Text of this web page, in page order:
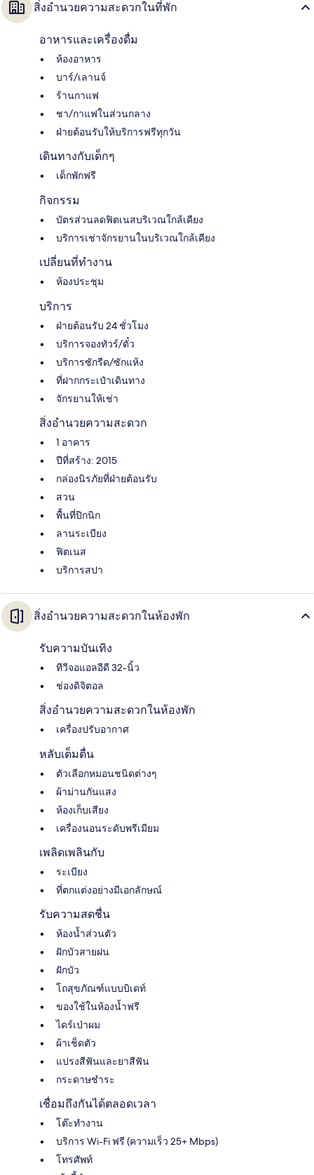
สิ่งอำนวยความสะดวกในที่พัก
อาหารและเครื่องดื่ม
ห้องอาหาร
บาร์/เลานจ์
ร้านกาแฟ
ชา/กาแฟในส่วนกลาง
ฝ่ายต้อนรับให้บริการฟรีทุกวัน
เดินทางกับเด็กๆ
เด็กพักฟรี
กิจกรรม
บัตรส่วนลดฟิตเนสบริเวณใกล้เคียง
บริการเช่าจักรยานในบริเวณใกล้เคียง
เปลี่ยนที่ทำงาน
ห้องประชุม
บริการ
ฝ่ายต้อนรับ 24 ชั่วโมง
บริการจองทัวร์/ตั๋ว
บริการซักรีด/ซักแห้ง
ที่ฝากกระเป๋าเดินทาง
จักรยานให้เช่า
สิ่งอำนวยความสะดวก
1 อาคาร
ปีที่สร้าง: 2015
กล่องนิรภัยที่ฝ่ายต้อนรับ
สวน
พื้นที่ปิกนิก
ลานระเบียง
ฟิตเนส
บริการสปา
สิ่งอำนวยความสะดวกในห้องพัก
รับความบันเทิง
ทีวีจอแอลอีดี 32-นิ้ว
ช่องดิจิตอล
สิ่งอำนวยความสะดวกในห้องพัก
เครื่องปรับอากาศ
หลับเต็มตื่น
ตัวเลือกหมอนชนิดต่างๆ
ผ้าม่านกันแสง
ห้องเก็บเสียง
เครื่องนอนระดับพรีเมียม
เพลิดเพลินกับ
ระเบียง
ที่ตกแต่งอย่างมีเอกลักษณ์
รับความสดชื่น
ห้องน้ำส่วนตัว
ฝักบัวสายฝน
ฝักบัว
โถสุขภัณฑ์แบบบิเดท์
ของใช้ในห้องน้ำฟรี
ไดร์เป่าผม
ผ้าเช็ดตัว
แปรงสีฟันและยาสีฟัน
กระดาษชำระ
เชื่อมถึงกันได้ตลอดเวลา
โต๊ะทำงาน
บริการ Wi-Fi ฟรี (ความเร็ว 25+ Mbps)
โทรศัพท์